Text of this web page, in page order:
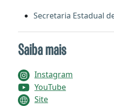
Secretaria Estadual
Saiba mais
Instagram
YouTube
Site